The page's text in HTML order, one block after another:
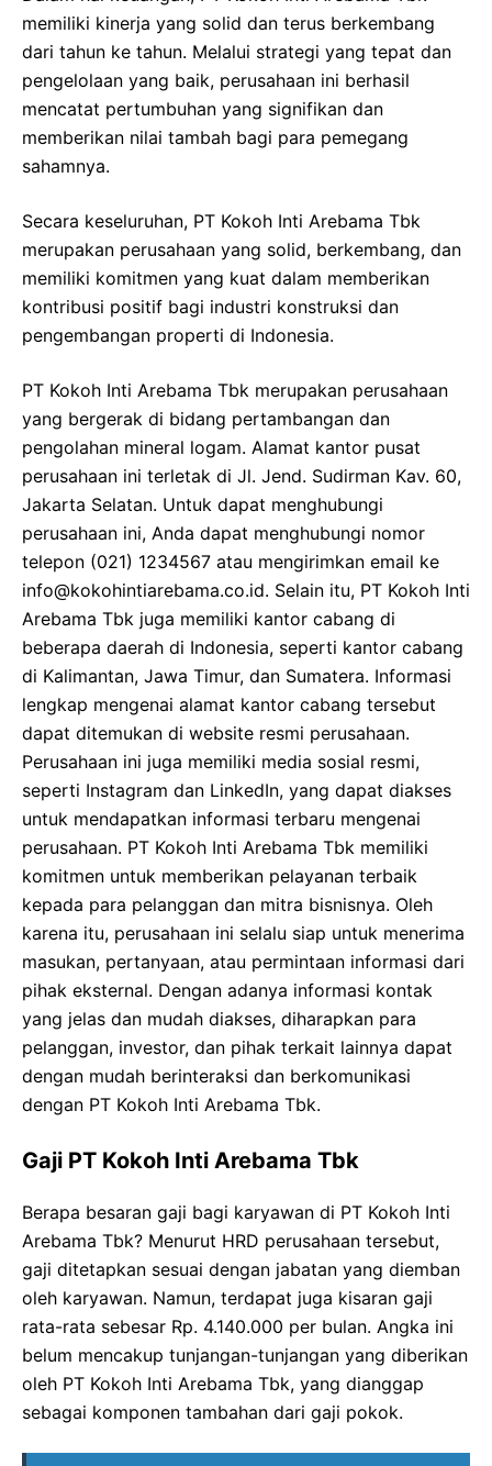
memiliki kinerja yang solid dan terus berkembang
dari tahun ke tahun. Melalui strategi yang tepat dan
pengelolaan yang baik, perusahaan ini berhasil
mencatat pertumbuhan yang signifikan dan
memberikan nilai tambah bagi para pemegang
sahamnya.
Secara keseluruhan, PT Kokoh Inti Arebama Tbk
merupakan perusahaan yang solid, berkembang, dan
memiliki komitmen yang kuat dalam memberikan
kontribusi positif bagi industri konstruksi dan
pengembangan properti di Indonesia.
PT Kokoh Inti Arebama Tbk merupakan perusahaan
yang bergerak di bidang pertambangan dan
pengolahan mineral logam. Alamat kantor pusat
perusahaan ini terletak di Jl. Jend. Sudirman Kav. 60,
Jakarta Selatan. Untuk dapat menghubungi
perusahaan ini, Anda dapat menghubungi nomor
telepon (021) 1234567 atau mengirimkan email ke
info@kokohintiarebama.co.id. Selain itu, PT Kokoh Inti
Arebama Tbk juga memiliki kantor cabang di
beberapa daerah di Indonesia, seperti kantor cabang
di Kalimantan, Jawa Timur, dan Sumatera. Informasi
lengkap mengenai alamat kantor cabang tersebut
dapat ditemukan di website resmi perusahaan.
Perusahaan ini juga memiliki media sosial resmi,
seperti Instagram dan LinkedIn, yang dapat diakses
untuk mendapatkan informasi terbaru mengenai
perusahaan. PT Kokoh Inti Arebama Tbk memiliki
komitmen untuk memberikan pelayanan terbaik
kepada para pelanggan dan mitra bisnisnya. Oleh
karena itu, perusahaan ini selalu siap untuk menerima
masukan, pertanyaan, atau permintaan informasi dari
pihak eksternal. Dengan adanya informasi kontak
yang jelas dan mudah diakses, diharapkan para
pelanggan, investor, dan pihak terkait lainnya dapat
dengan mudah berinteraksi dan berkomunikasi
dengan PT Kokoh Inti Arebama Tbk.
Gaji PT Kokoh Inti Arebama Tbk
Berapa besaran gaji bagi karyawan di PT Kokoh Inti
Arebama Tbk? Menurut HRD perusahaan tersebut,
gaji ditetapkan sesuai dengan jabatan yang diemban
oleh karyawan. Namun, terdapat juga kisaran gaji
rata-rata sebesar Rp. 4.140.000 per bulan. Angka ini
belum mencakup tunjangan-tunjangan yang diberikan
oleh PT Kokoh Inti Arebama Tbk, yang dianggap
sebagai komponen tambahan dari gaji pokok.